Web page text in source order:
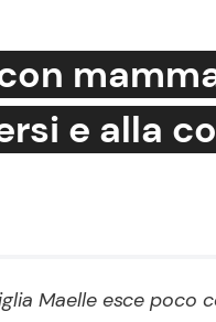
e alla
Maelle esce poco